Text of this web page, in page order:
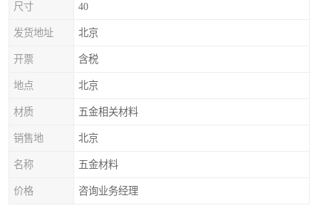
尺寸 40
发货地址 北京
开票 含税
地点 北京
材质 五金相关材料
销售地 北京
名称 五金材料
价格 咨询业务经理